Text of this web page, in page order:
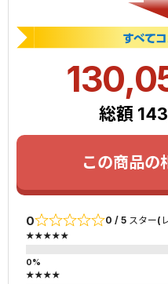
総額
この商品の
0 0 / 5 スター(
★★★★★
★★★★